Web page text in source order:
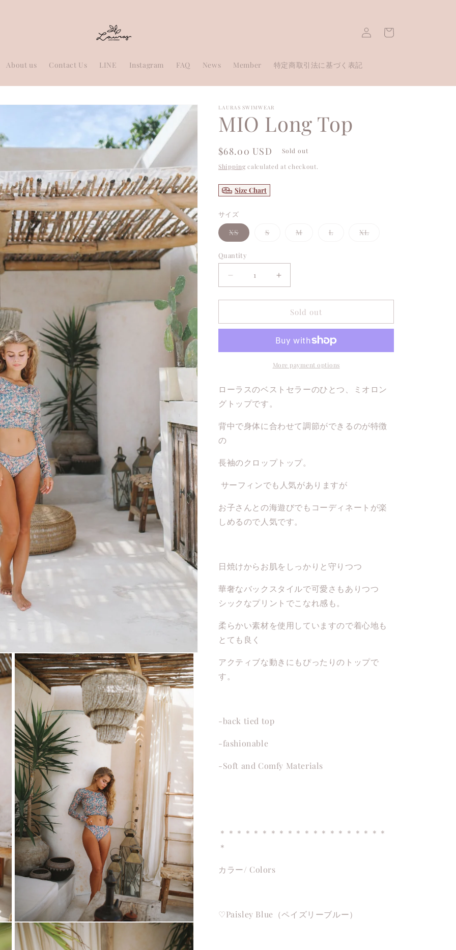
About us Contact Us LINE Instagram FAQ News Member 特定商取引法に基づく表記
Log
in
Cart
Open
media
LAURAS SWIMWEAR
MIO Long Top
Regular
price
$68.00 USD
Sold out
Shipping calculated at checkout.
Size Chart
サイズ
XSVariant
sold
or
unavailable
SVariant MVariant LVariant XLVariant
Quantity
Decrease
Long
Increase
MIO
Long
Top
Sold out
More payment options
ローラスのベストセラーのひとつ、ミオロン
グトップです。
背中で身体に合わせて調節ができるのが特徴
の
長袖のクロップトップ。
サーフィンでも人気がありますが
お子さんとの海遊びでもコーディネートが楽
しめるので人気です。
日焼けからお肌をしっかりと守りつつ
華奢なバックスタイルで可愛さもありつつ
シックなプリントでこなれ感も。
柔らかい素材を使用していますので着心地も
とても良く
アクティブな動きにもぴったりのトップで
す。
-back tied top
-fashionable
-Soft and Comfy Materials
＊＊＊＊＊＊＊＊＊＊＊＊＊＊＊＊＊＊＊＊
＊
カラー/ Colors
♡Paisley Blue（ペイズリーブルー）